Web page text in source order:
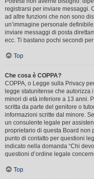
registrarsi per inviare messaggi.
ad altre funzioni che non sono
un’immagine personale
inviare messaggi di posta
ecc. Ti bastano pochi secondi
Top
Che cosa è COPPA?
COPPA, o Legge sulla Privacy
legge statunitense che
minori di età inferiore a 13 anni.
scritta da parte del genitore o
informazioni scritte dal minore.
un consulente legale per
proprietario di questa Board non
punto di contatto per questioni
indicato nella domanda “Chi
questioni d’ordine legale
Top